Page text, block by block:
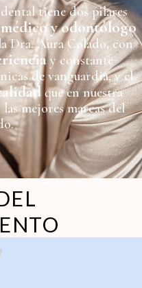
tiene dos pilares
médico y odontólogo
Dra. Aura Colado, con
y constante
de vanguardia, y el
que en nuestra
mejores marcas del